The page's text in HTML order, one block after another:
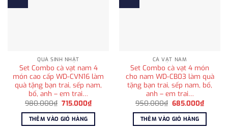
QUÀ SINH NHẬT
Set Combo cà vạt nam 4
món cao cấp WD-CVN16 làm
quà tặng bạn trai, sếp nam,
bố, anh – em trai…
980.000₫ Giá
là:
980.000₫.
715.000₫Giá
hiện
tại
715.000₫.
THÊM VÀO GIỎ HÀNG
CÀ VẠT NAM
Set Combo cà vạt 4 món
cho nam WD-CB03 làm quà
tặng bạn trai, sếp nam, bố,
anh – em trai…
950.000₫ Giá
là:
950.000₫.
685.000₫Giá
hiện
tại
THÊM VÀO GIỎ HÀNG